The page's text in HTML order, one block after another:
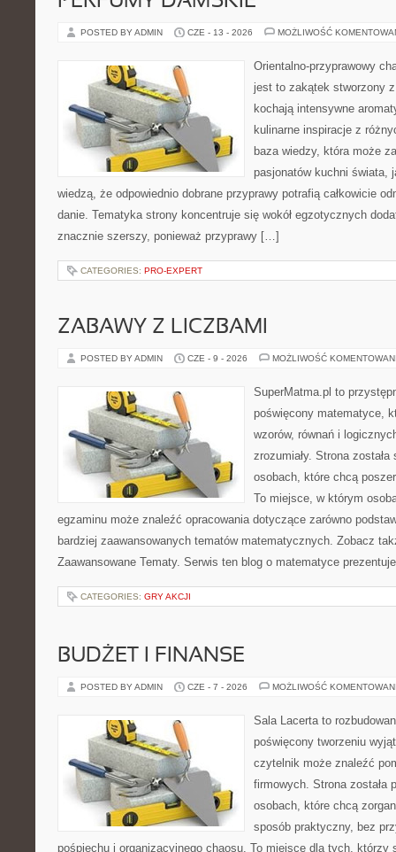
POSTED BY ADMIN CZE - 13 - 2026 MOŻLIWOŚĆ
Orientalno-przyprawowy
jest to zakątek stworzony
kochają intensywne
kulinarne inspiracje z
baza wiedzy, która może
pasjonatów kuchni świata,
wiedzą, że odpowiednio dobrane przyprawy potrafią całkowicie
danie. Tematyka strony koncentruje się wokół egzotycznych
znacznie szerszy, ponieważ przyprawy […]
CATEGORIES: PRO-EXPERT
ZABAWY Z LICZBAMI
POSTED BY ADMIN CZE - 9 - 2026 MOŻLIWOŚĆ
SuperMatma.pl to
poświęcony matematyce,
wzorów, równań i
zrozumiały. Strona
osobach, które chcą
To miejsce, w którym
egzaminu może znaleźć opracowania dotyczące zarówno
bardziej zaawansowanych tematów matematycznych. Zobacz
Zaawansowane Tematy. Serwis ten blog o matematyce
CATEGORIES: GRY AKCJI
BUDŻET I FINANSE
POSTED BY ADMIN CZE - 7 - 2026 MOŻLIWOŚĆ
Sala Lacerta to
poświęcony tworzeniu
czytelnik może znaleźć
firmowych. Strona została
osobach, które chcą
sposób praktyczny, bez
pośpiechu i organizacyjnego chaosu. To miejsce dla tych, którzy